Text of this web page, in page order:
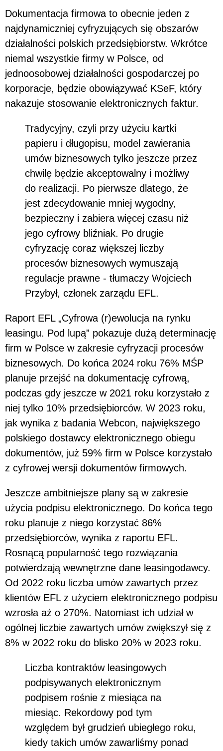
Dokumentacja firmowa to obecnie jeden z
najdynamiczniej cyfryzujących się obszarów
działalności polskich przedsiębiorstw. Wkrótce
niemal wszystkie firmy w Polsce, od
jednoosobowej działalności gospodarczej po
korporacje, będzie obowiązywać KSeF, który
nakazuje stosowanie elektronicznych faktur.
Tradycyjny, czyli przy użyciu kartki
papieru i długopisu, model zawierania
umów biznesowych tylko jeszcze przez
chwilę będzie akceptowalny i możliwy
do realizacji. Po pierwsze dlatego, że
jest zdecydowanie mniej wygodny,
bezpieczny i zabiera więcej czasu niż
jego cyfrowy bliźniak. Po drugie
cyfryzację coraz większej liczby
procesów biznesowych wymuszają
regulacje prawne - tłumaczy Wojciech
Przybył, członek zarządu EFL.
Raport EFL „Cyfrowa (r)ewolucja na rynku
leasingu. Pod lupą” pokazuje dużą determinację
firm w Polsce w zakresie cyfryzacji procesów
biznesowych. Do końca 2024 roku 76% MŚP
planuje przejść na dokumentację cyfrową,
podczas gdy jeszcze w 2021 roku korzystało z
niej tylko 10% przedsiębiorców. W 2023 roku,
jak wynika z badania Webcon, największego
polskiego dostawcy elektronicznego obiegu
dokumentów, już 59% firm w Polsce korzystało
z cyfrowej wersji dokumentów firmowych.
Jeszcze ambitniejsze plany są w zakresie
użycia podpisu elektronicznego. Do końca tego
roku planuje z niego korzystać 86%
przedsiębiorców, wynika z raportu EFL.
Rosnącą popularność tego rozwiązania
potwierdzają wewnętrzne dane leasingodawcy.
Od 2022 roku liczba umów zawartych przez
klientów EFL z użyciem elektronicznego podpisu
wzrosła aż o 270%. Natomiast ich udział w
ogólnej liczbie zawartych umów zwiększył się z
8% w 2022 roku do blisko 20% w 2023 roku.
Liczba kontraktów leasingowych
podpisywanych elektronicznym
podpisem rośnie z miesiąca na
miesiąc. Rekordowy pod tym
względem był grudzień ubiegłego roku,
kiedy takich umów zawarliśmy ponad